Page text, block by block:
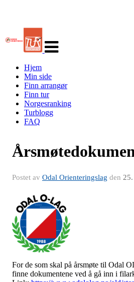
navigasjon
Hjem
Min side
Finn arrangør
Finn tur
Norgesranking
Turblogg
FAQ
Postet av Odal Orienteringslag den
For de som skal på årsmøte til Odal
finne dokumentene ved å gå inn i